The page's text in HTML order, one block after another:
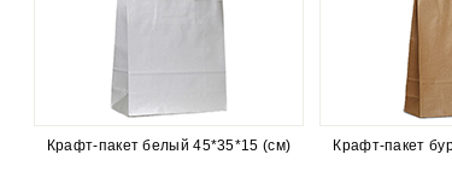
Крафт-пакет белый 45*35*15 (см) Крафт-пакет